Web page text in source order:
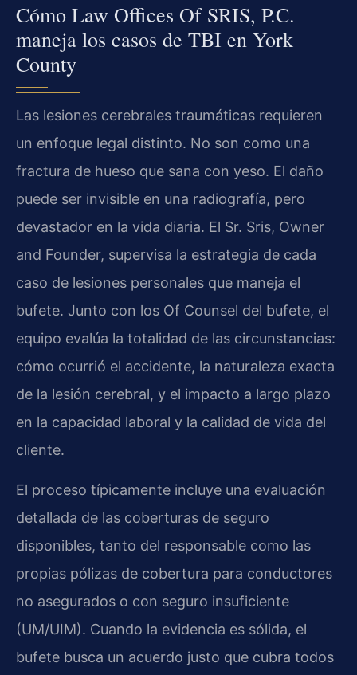
Cómo Law Offices Of SRIS, P.C.
maneja los casos de TBI en York
County
Las lesiones cerebrales traumáticas requieren
un enfoque legal distinto. No son como una
fractura de hueso que sana con yeso. El daño
puede ser invisible en una radiografía, pero
devastador en la vida diaria. El Sr. Sris, Owner
and Founder, supervisa la estrategia de cada
caso de lesiones personales que maneja el
bufete. Junto con los Of Counsel del bufete, el
equipo evalúa la totalidad de las circunstancias:
cómo ocurrió el accidente, la naturaleza exacta
de la lesión cerebral, y el impacto a largo plazo
en la capacidad laboral y la calidad de vida del
cliente.
El proceso típicamente incluye una evaluación
detallada de las coberturas de seguro
disponibles, tanto del responsable como las
propias pólizas de cobertura para conductores
no asegurados o con seguro insuficiente
(UM/UIM). Cuando la evidencia es sólida, el
bufete busca un acuerdo justo que cubra todos